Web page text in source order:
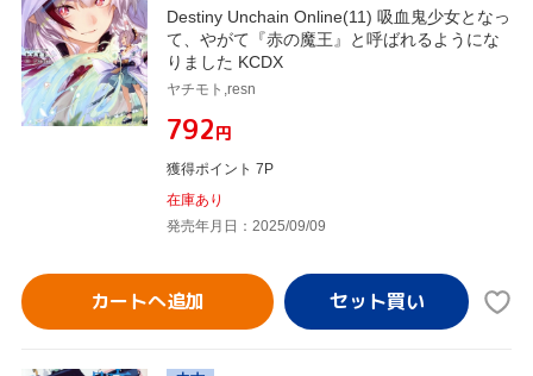
Destiny Unchain Online(11) 吸血鬼少女となっ
て、やがて『赤の魔王』と呼ばれるようにな
りました KCDX
ヤチモト,resn
¥792円
獲得ポイント 7P
在庫あり
発売年月日：2025/09/09
カートへ追加